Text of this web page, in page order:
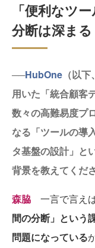
「便利なツ
分断は深まる
──HubOne （以
用いた「統合顧客
数々の高難易度プ
なる「ツールの導
タ基盤の設計」と
背景を教えてくだ
森脇 一言で言えば
間の分断」という
問題になっている